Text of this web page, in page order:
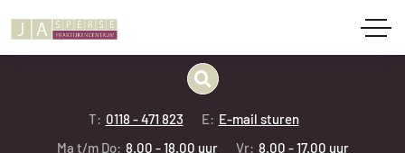
T: 0118 - 471 823 E: E-mail sturen
Ma t/m Do: 8.00 - 18.00 uur Vr: 8.00 - 17.00 uur